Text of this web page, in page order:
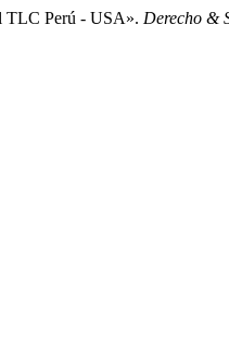
TLC Perú - USA». Derecho &